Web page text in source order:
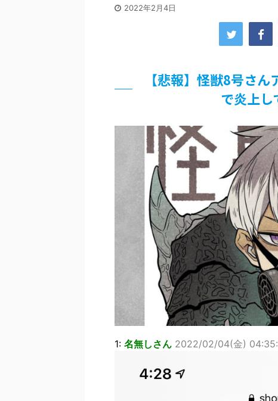
【画像】顔100点、体30点の女ｗｗｗ
佐藤絢音ちゃん(11)が万バズ！！
「洋画に日本版主題歌は必要か?」論争
超能力が使えるようになったので限
【画像】『プリズマ☆イリヤ』の新グ
敵「ダンクーガは合体するまでが長
まとめチェッカーは閉鎖しました。
【信長の野望・新生】米問屋をどうい
NHKにようこそ！を見終えたんだがｗ
Powered by livedoor 相互RSS
2022年2月4日
【悲報】怪獣8号さ
で炎上し
1: 名無しさん 2022/02/04(金)